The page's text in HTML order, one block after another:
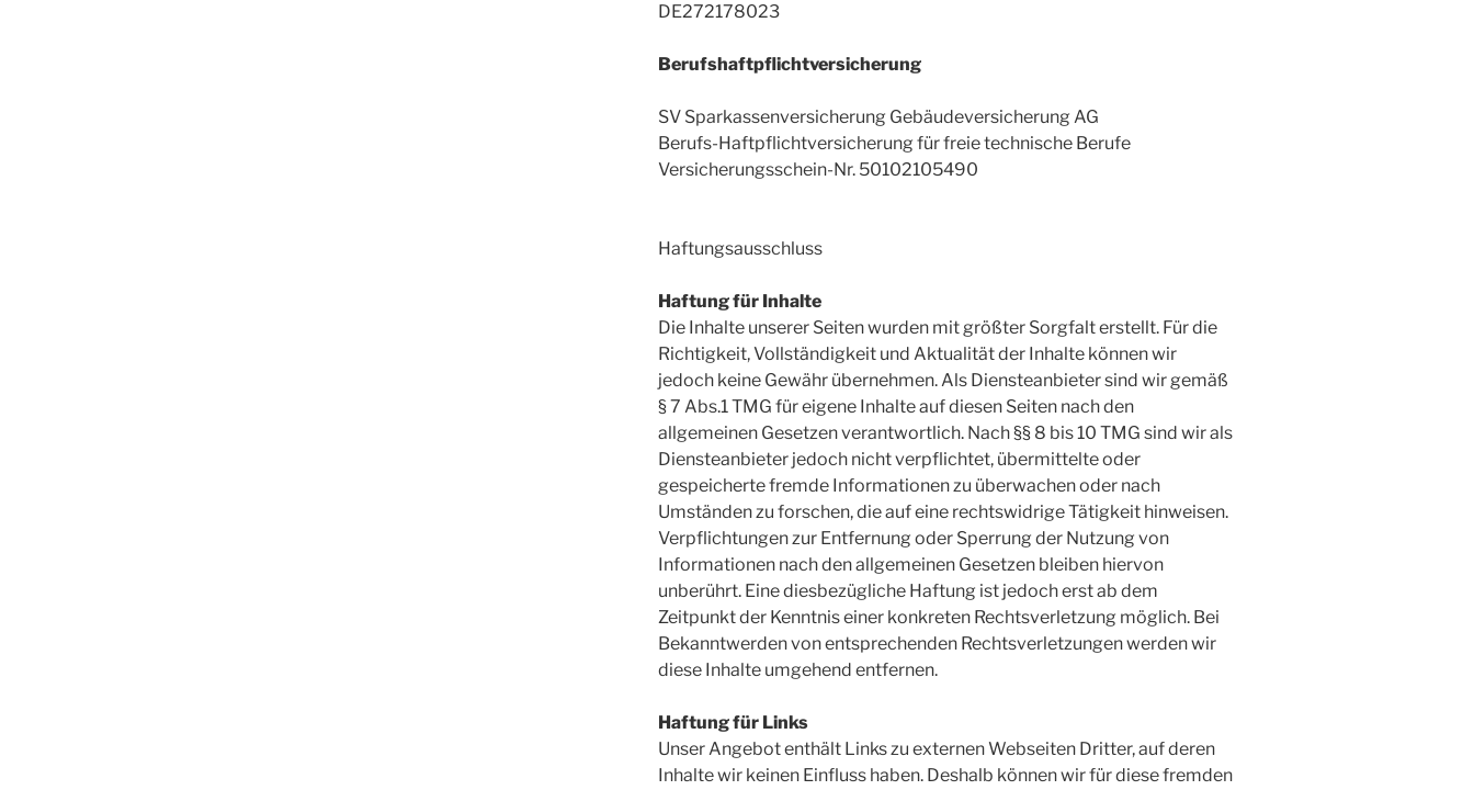
DE272178023
Berufshaftpflichtversicherung
SV Sparkassenversicherung Gebäudeversicherung AG
Berufs-Haftpflichtversicherung für freie technische Berufe
Versicherungsschein-Nr. 50102105490
Haftungsausschluss
Haftung für Inhalte
Die Inhalte unserer Seiten wurden mit größter Sorgfalt erstellt. Für die
Richtigkeit, Vollständigkeit und Aktualität der Inhalte können wir
jedoch keine Gewähr übernehmen. Als Diensteanbieter sind wir gemäß
§ 7 Abs.1 TMG für eigene Inhalte auf diesen Seiten nach den
allgemeinen Gesetzen verantwortlich. Nach §§ 8 bis 10 TMG sind wir als
Diensteanbieter jedoch nicht verpflichtet, übermittelte oder
gespeicherte fremde Informationen zu überwachen oder nach
Umständen zu forschen, die auf eine rechtswidrige Tätigkeit hinweisen.
Verpflichtungen zur Entfernung oder Sperrung der Nutzung von
Informationen nach den allgemeinen Gesetzen bleiben hiervon
unberührt. Eine diesbezügliche Haftung ist jedoch erst ab dem
Zeitpunkt der Kenntnis einer konkreten Rechtsverletzung möglich. Bei
Bekanntwerden von entsprechenden Rechtsverletzungen werden wir
diese Inhalte umgehend entfernen.
Haftung für Links
Unser Angebot enthält Links zu externen Webseiten Dritter, auf deren
Inhalte wir keinen Einfluss haben. Deshalb können wir für diese fremden